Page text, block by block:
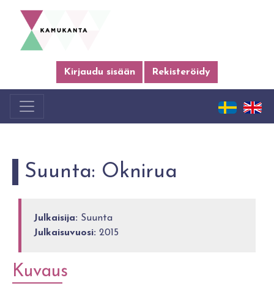
Kirjaudu sisään Rekisteröidy
Suunta: Oknirua
Julkaisija: Suunta
Julkaisuvuosi: 2015
Kuvaus